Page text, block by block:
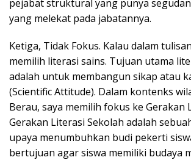
pejabat struktural yang punya
yang melekat pada jabatannya.
Ketiga, Tidak Fokus. Kalau dalam
memilih literasi sains. Tujuan utama
adalah untuk membangun sikap atau
(Scientific Attitude). Dalam kontenks
Berau, saya memilih fokus ke Gerakan
Gerakan Literasi Sekolah adalah
upaya menumbuhkan budi pekerti
bertujuan agar siswa memiliki budaya